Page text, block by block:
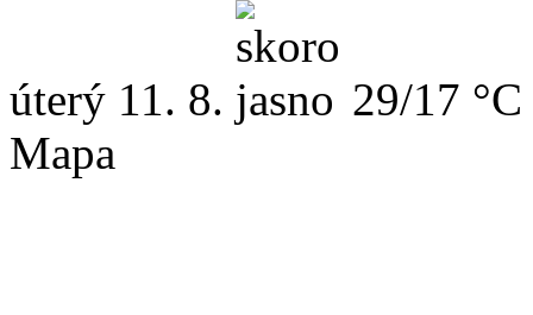
úterý 11. 8.
29/17 °C
Mapa